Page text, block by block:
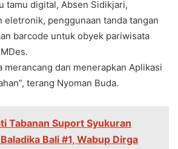
tamu digital, Absen Sidikjari,
eletronik, penggunaan tanda tangan
barcode untuk obyek pariwisata
merancang dan menerapkan Aplikasi
terang Nyoman Buda.
Tabanan Suport Syukuran
Bali #1, Wabup Dirga